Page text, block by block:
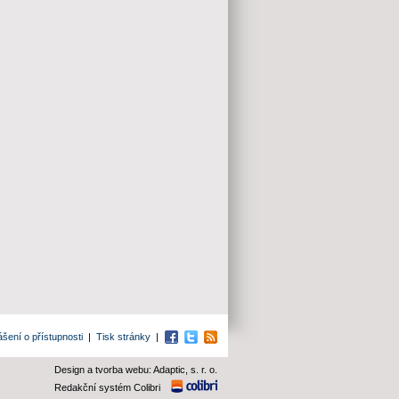
o přístupnosti | Tisk stránky | Facebook
TwitterRSS
Design a tvorba webu: Adaptic, s. r. o.
Redakční systém Colibri